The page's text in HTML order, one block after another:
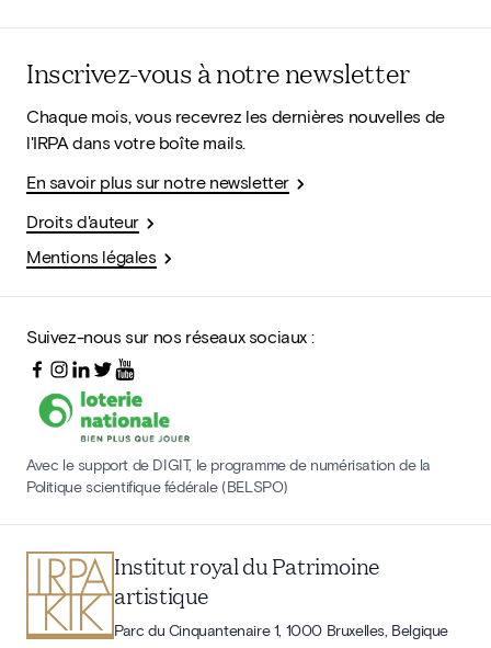
Inscrivez-vous à notre newsletter
Chaque mois, vous recevrez les dernières nouvelles de
l'IRPA dans votre boîte mails.
En savoir plus sur notre newsletter
Droits d'auteur
Mentions légales
Suivez-nous sur nos réseaux sociaux :
Avec le support de DIGIT, le programme de numérisation de la
Politique scientifique fédérale (BELSPO)
Institut royal du Patrimoine
artistique
Parc du Cinquantenaire 1, 1000 Bruxelles, Belgique